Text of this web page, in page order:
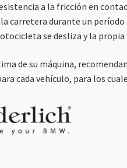
a la fricción en
carretera durante un
se desliza y la
de su máquina,
cada vehículo, para los